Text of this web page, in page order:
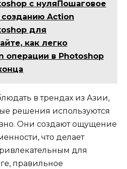
с нуляПошаговое
Action
для
как легко
операции в Photoshop
в трендах из Азии,
решения используются
Они создают ощущение
что делает
для
правильное